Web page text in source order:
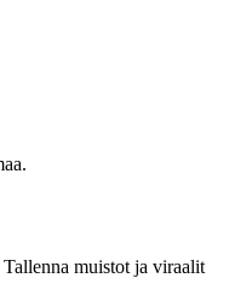
muistot ja viraalit